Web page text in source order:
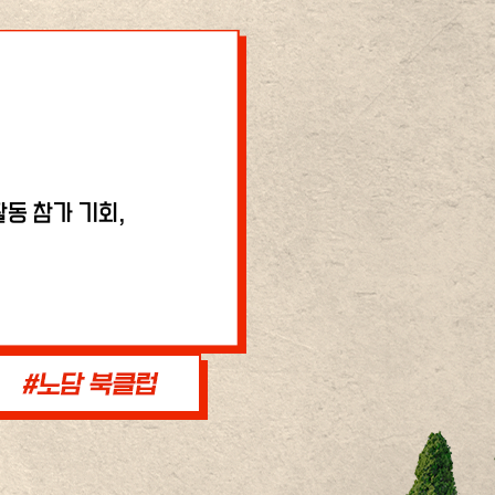
참가 기회,